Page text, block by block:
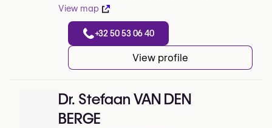
View map
+32 50 53 06 40
View profile
Dr. Stefaan VAN DEN
BERGE